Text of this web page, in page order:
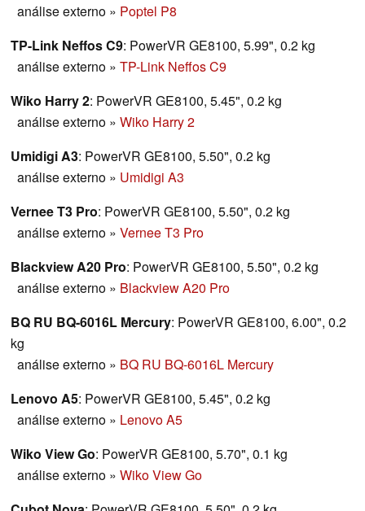
análise externo » Poptel P8
TP-Link Neffos C9: PowerVR GE8100, 5.99", 0.2 kg
análise externo » TP-Link Neffos C9
Wiko Harry 2: PowerVR GE8100, 5.45", 0.2 kg
análise externo » Wiko Harry 2
Umidigi A3: PowerVR GE8100, 5.50", 0.2 kg
análise externo » Umidigi A3
Vernee T3 Pro: PowerVR GE8100, 5.50", 0.2 kg
análise externo » Vernee T3 Pro
Blackview A20 Pro: PowerVR GE8100, 5.50", 0.2 kg
análise externo » Blackview A20 Pro
BQ RU BQ-6016L Mercury: PowerVR GE8100, 6.00", 0.2
kg
análise externo » BQ RU BQ-6016L Mercury
Lenovo A5: PowerVR GE8100, 5.45", 0.2 kg
análise externo » Lenovo A5
Wiko View Go: PowerVR GE8100, 5.70", 0.1 kg
análise externo » Wiko View Go